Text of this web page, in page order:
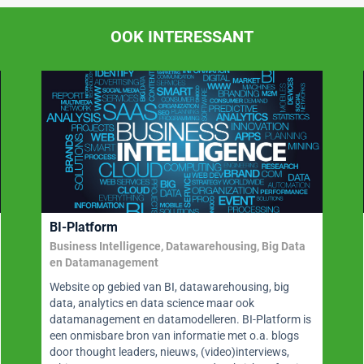
OOK INTERESSANT
BI-Platform
Business Intelligence, Datawarehousing, Big Data
en Datamanagement
Website op gebied van BI, datawarehousing, big
data, analytics en data science maar ook
datamanagement en datamodelleren. BI-Platform is
een onmisbare bron van informatie met o.a. blogs
door thought leaders, nieuws, (video)interviews,